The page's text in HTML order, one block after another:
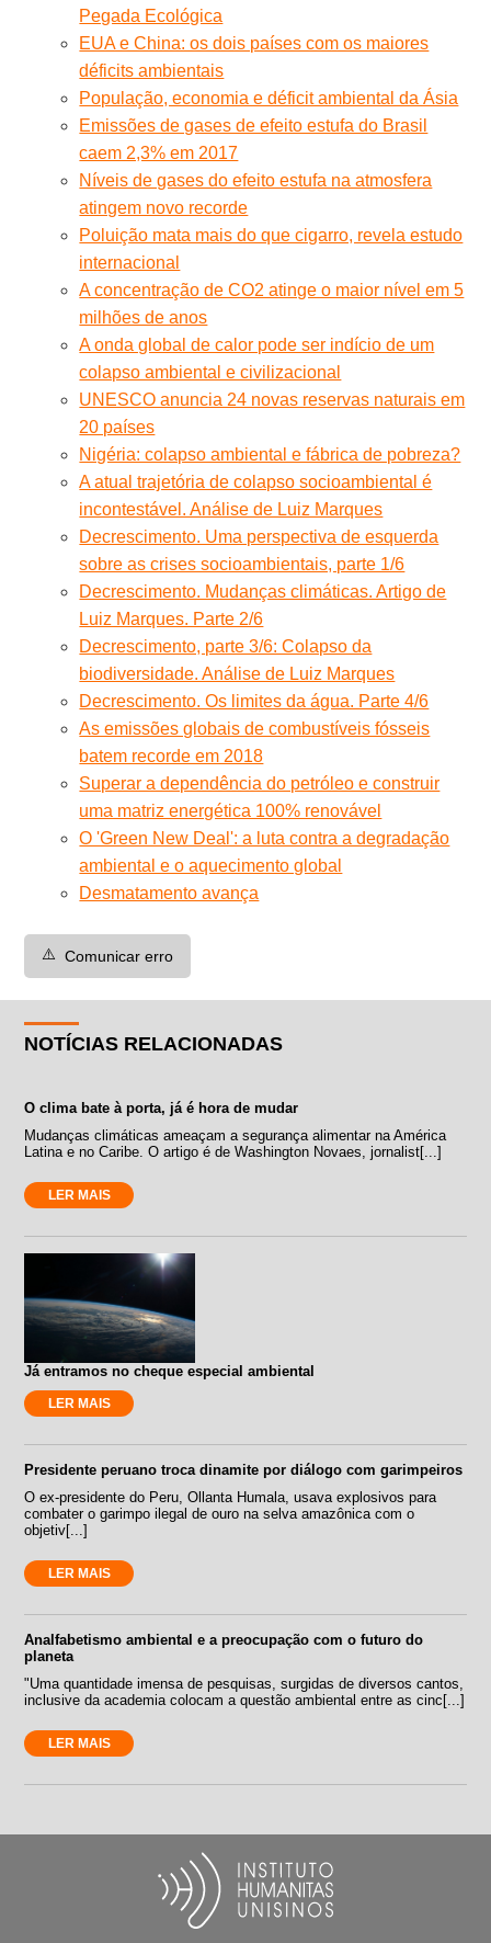
Pegada Ecológica
EUA e China: os dois países com os maiores
déficits ambientais
População, economia e déficit ambiental da Ásia
Emissões de gases de efeito estufa do Brasil
caem 2,3% em 2017
Níveis de gases do efeito estufa na atmosfera
atingem novo recorde
Poluição mata mais do que cigarro, revela estudo
internacional
A concentração de CO2 atinge o maior nível em 5
milhões de anos
A onda global de calor pode ser indício de um
colapso ambiental e civilizacional
UNESCO anuncia 24 novas reservas naturais em
20 países
Nigéria: colapso ambiental e fábrica de pobreza?
A atual trajetória de colapso socioambiental é
incontestável. Análise de Luiz Marques
Decrescimento. Uma perspectiva de esquerda
sobre as crises socioambientais, parte 1/6
Decrescimento. Mudanças climáticas. Artigo de
Luiz Marques. Parte 2/6
Decrescimento, parte 3/6: Colapso da
biodiversidade. Análise de Luiz Marques
Decrescimento. Os limites da água. Parte 4/6
As emissões globais de combustíveis fósseis
batem recorde em 2018
Superar a dependência do petróleo e construir
uma matriz energética 100% renovável
O 'Green New Deal': a luta contra a degradação
ambiental e o aquecimento global
Desmatamento avança
⚠️ Comunicar erro
NOTÍCIAS RELACIONADAS
O clima bate à porta, já é hora de mudar
Mudanças climáticas ameaçam a segurança alimentar na América
Latina e no Caribe. O artigo é de Washington Novaes, jornalist[...]
LER MAIS
Já entramos no cheque especial ambiental
LER MAIS
Presidente peruano troca dinamite por diálogo com garimpeiros
O ex-presidente do Peru, Ollanta Humala, usava explosivos para
combater o garimpo ilegal de ouro na selva amazônica com o
objetiv[...]
LER MAIS
Analfabetismo ambiental e a preocupação com o futuro do
planeta
"Uma quantidade imensa de pesquisas, surgidas de diversos cantos,
inclusive da academia colocam a questão ambiental entre as cinc[...]
LER MAIS